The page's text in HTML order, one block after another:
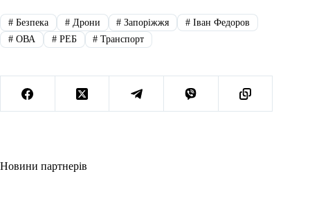
#Безпека #Дрони # Запоріжжя # Іван Федоров
#ОВА #РЕБ # Транспорт
Новини партнерів